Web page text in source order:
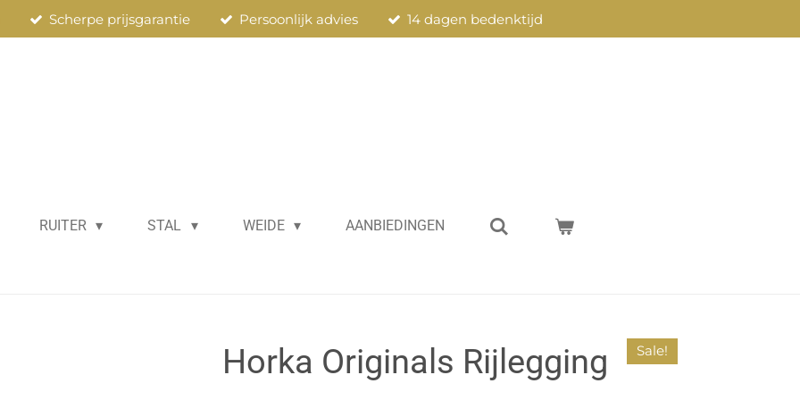
Scherpe prijsgarantie Persoonlijk advies 14 dagen bedenktijd
RUITER STAL WEIDE AANBIEDINGEN
Horka Originals Rijlegging Sale!